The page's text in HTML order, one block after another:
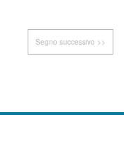
Segno successivo >>